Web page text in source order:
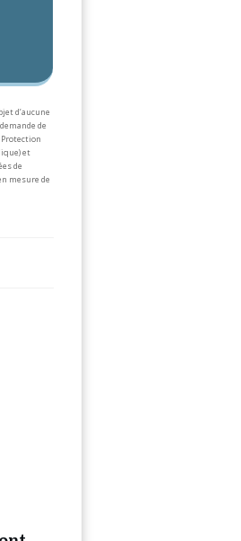
d’aucune
de
et
de
mesure de